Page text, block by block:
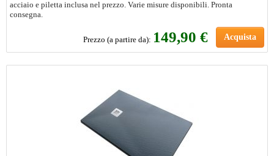
acciaio e piletta inclusa nel prezzo. Varie misure disponibili. Pronta
consegna.
Prezzo (a partire da): 149,90 € Acquista